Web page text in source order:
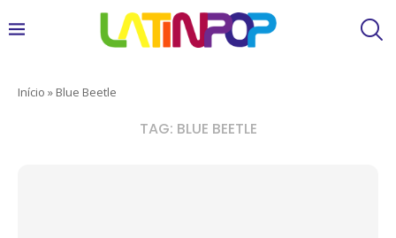
Início » Blue Beetle
TAG: BLUE BEETLE